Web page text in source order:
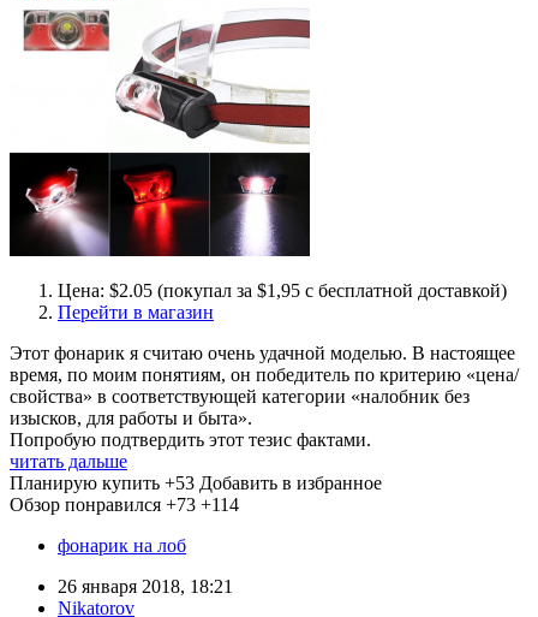
Цена: $2.05 (покупал за $1,95 с бесплатной доставкой)
Перейти в магазин
Этот фонарик я считаю очень удачной моделью. В настоящее
время, по моим понятиям, он победитель по критерию «цена/
свойства» в соответствующей категории «налобник без
изысков, для работы и быта».
Попробую подтвердить этот тезис фактами.
читать дальше
Планирую купить +53 Добавить в избранное
Обзор понравился +73 +114
фонарик на лоб
26 января 2018, 18:21
Nikatorov